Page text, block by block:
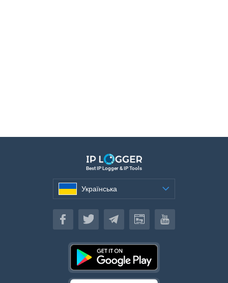
Best IP Logger & IP Tools
Українська
Українська